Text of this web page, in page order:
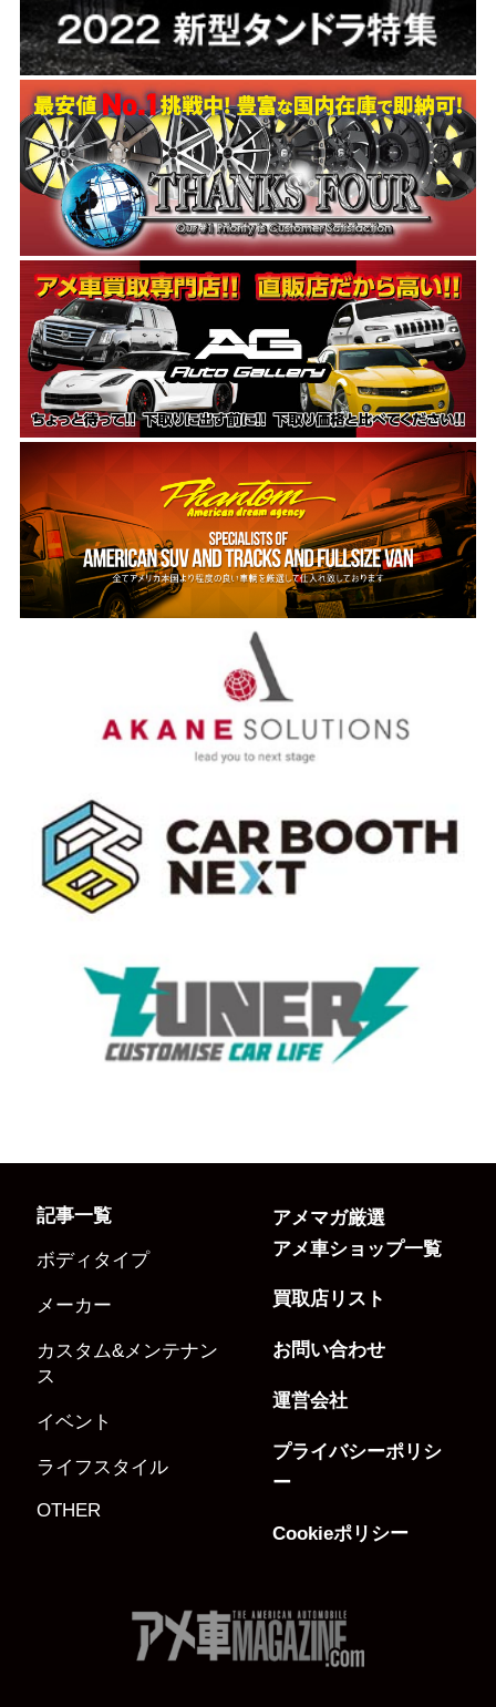
記事一覧
ボディタイプ
メーカー
カスタム&メンテナン
ス
イベント
ライフスタイル
OTHER
アメマガ厳選
アメ車ショップ一覧
買取店リスト
お問い合わせ
運営会社
プライバシーポリシ
ー
Cookieポリシー